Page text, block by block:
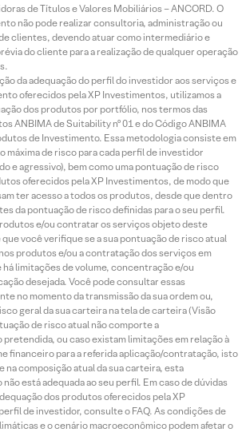
de Títulos e Valores Mobiliários – ANCORD. O
não pode realizar consultoria, administração ou
clientes, devendo atuar como intermediário e
do cliente para a realização de qualquer operação
da adequação do perfil do investidor aos serviços e
oferecidos pela XP Investimentos, utilizamos a
dos produtos por portfólio, nos termos das
ANBIMA de Suitability nº 01 e do Código ANBIMA
de Investimento. Essa metodologia consiste em
máxima de risco para cada perfil de investidor
e agressivo), bem como uma pontuação de risco
oferecidos pela XP Investimentos, de modo que
ter acesso a todos os produtos, desde que dentro
da pontuação de risco definidas para o seu perfil.
e/ou contratar os serviços objeto deste
você verifique se a sua pontuação de risco atual
produtos e/ou a contratação dos serviços em
há limitações de volume, concentração e/ou
desejada. Você pode consultar essas
no momento da transmissão da sua ordem ou,
geral da sua carteira na tela de carteira (Visão
de risco atual não comporte a
ou caso existam limitações em relação à
financeiro para a referida aplicação/contratação, isto
na composição atual da sua carteira, esta
está adequada ao seu perfil. Em caso de dúvidas
dos produtos oferecidos pela XP
de investidor, consulte o FAQ. As condições de
e o cenário macroeconômico podem afetar o